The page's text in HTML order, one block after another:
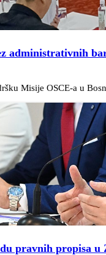
administrativnih
Misije OSCE-a u
pravnih propisa u